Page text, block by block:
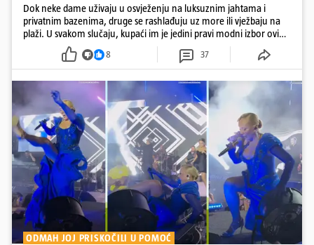
Dok neke dame uživaju u osvježenju na luksuznim jahtama i
privatnim bazenima, druge se rashlađuju uz more ili vježbaju na
plaži. U svakom slučaju, kupaći im je jedini pravi modni izbor ovih
8 37
ODMAH JOJ PRISKOČILI U POMOĆ